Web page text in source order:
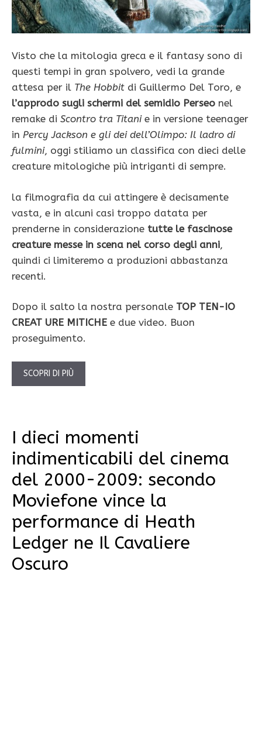
Visto che la mitologia greca e il fantasy sono di
questi tempi in gran spolvero, vedi la grande
attesa per il The Hobbit di Guillermo Del Toro, e
l’approdo sugli schermi del semidio Perseo nel
remake di Scontro tra Titanie in versione teenager
in Percy Jackson e gli dei dell’Olimpo: Il ladro di
fulmini, oggi stiliamo un classifica con dieci delle
creature mitologiche più intriganti di sempre.
la filmografia da cui attingere è decisamente
vasta, e in alcuni casi troppo datata per
prenderne in considerazione tutte le fascinose
creature messe in scena nel corso degli anni,
quindi ci limiteremo a produzioni abbastanza
recenti.
Dopo il salto la nostra personale TOP TEN-IO
CREAT URE MITICHE e due video. Buon
proseguimento.
SCOPRI DI PIÙ
I dieci momenti
indimenticabili del cinema
del 2000-2009: secondo
Moviefone vince la
performance di Heath
Ledger ne Il Cavaliere
Oscuro